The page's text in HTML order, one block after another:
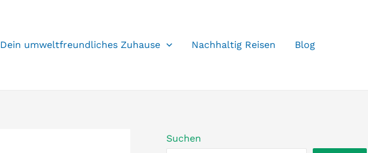
Dein umweltfreundliches Zuhause Nachhaltig Reisen Blog
Suchen